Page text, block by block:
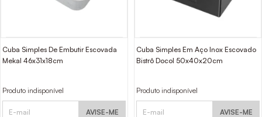
Cuba Simples De Embutir Escovada
Mekal 46x31x18cm
Produto indisponível
AVISE-ME
Cuba Simples Em Aço Inox Escovado
Bistrô Docol 50x40x20cm
Produto indisponível
AVISE-ME